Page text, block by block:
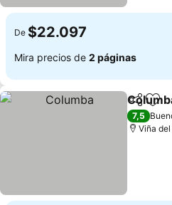
De $22.097
Mira precios de 2 páginas
7,5
Viña